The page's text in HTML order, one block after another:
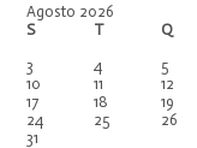
Agosto 2026
S
T Q
3
4 5
10
11 12
17
18 19
24
25 26
31